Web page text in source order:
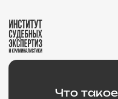
Вернуться на главную